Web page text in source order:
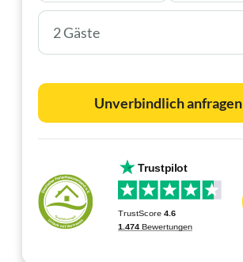
2 Gäste
Unverbindlich anfragen